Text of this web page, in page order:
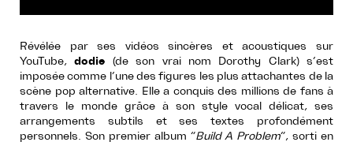
Révélée par ses vidéos sincères et acoustiques sur
YouTube,dodie (de son vrai nom Dorothy Clark) s’est
imposée comme l’une des figures les plus attachantes de la
scène pop alternative. Elle a conquis des millions de fans à
travers le monde grâce à son style vocal délicat, ses
arrangements subtils et ses textes profondément
personnels. Son premier album “Build A Problem”, sorti en